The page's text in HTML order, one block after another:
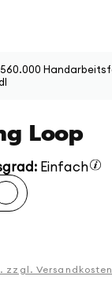
Loop
Einfach
zzgl. Versandkosten